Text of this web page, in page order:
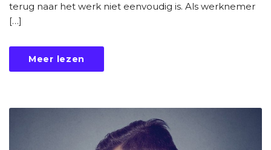
terug naar het werk niet eenvoudig is. Als werknemer
[…]
Meer lezen